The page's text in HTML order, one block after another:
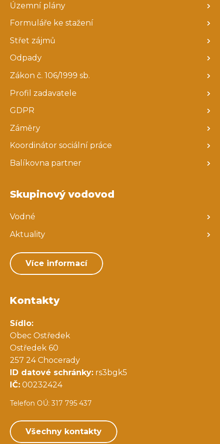
Územní plány
Formuláře ke stažení
Střet zájmů
Odpady
Zákon č. 106/1999 sb.
Profil zadavatele
GDPR
Záměry
Koordinátor sociální práce
Balíkovna partner
Skupinový vodovod
Vodné
Aktuality
Více informací
Kontakty
Sídlo:
Obec Ostředek
Ostředek 60
257 24 Chocerady
ID datové schránky: rs3bgk5
IČ: 00232424
Telefon OÚ: 317 795 437
Všechny kontakty